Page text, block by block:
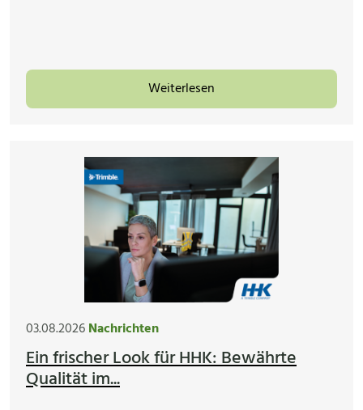
Weiterlesen
03.08.2026Nachrichten
Ein frischer Look für HHK: Bewährte
Qualität im...